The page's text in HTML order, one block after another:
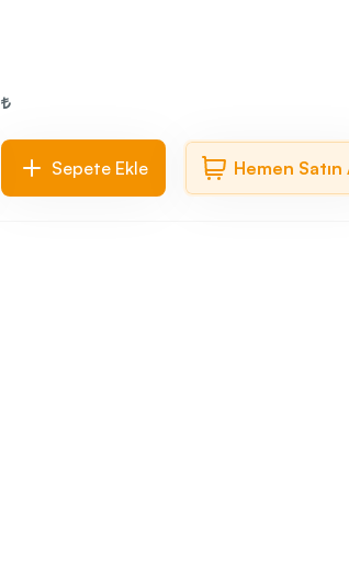
Sepete Ekle Hemen Satın